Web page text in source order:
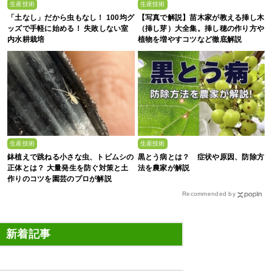
生産技術
「土なし」だから虫もなし！ 100均グ
ッズで手軽に始める！ 失敗しない室
内水耕栽培
生産技術
【写真で解説】苗木家が教える挿し木
（挿し芽）大全集。挿し穂の作り方や
植物を増やすコツなど徹底解説
生産技術
鉢植えで跳ねる小さな虫、トビムシの
正体とは？ 大量発生を防ぐ対策と土
作りのコツを園芸のプロが解説
生産技術
黒とう病とは？ 症状や原因、防除方
法を農家が解説
Recommended by
新着記事